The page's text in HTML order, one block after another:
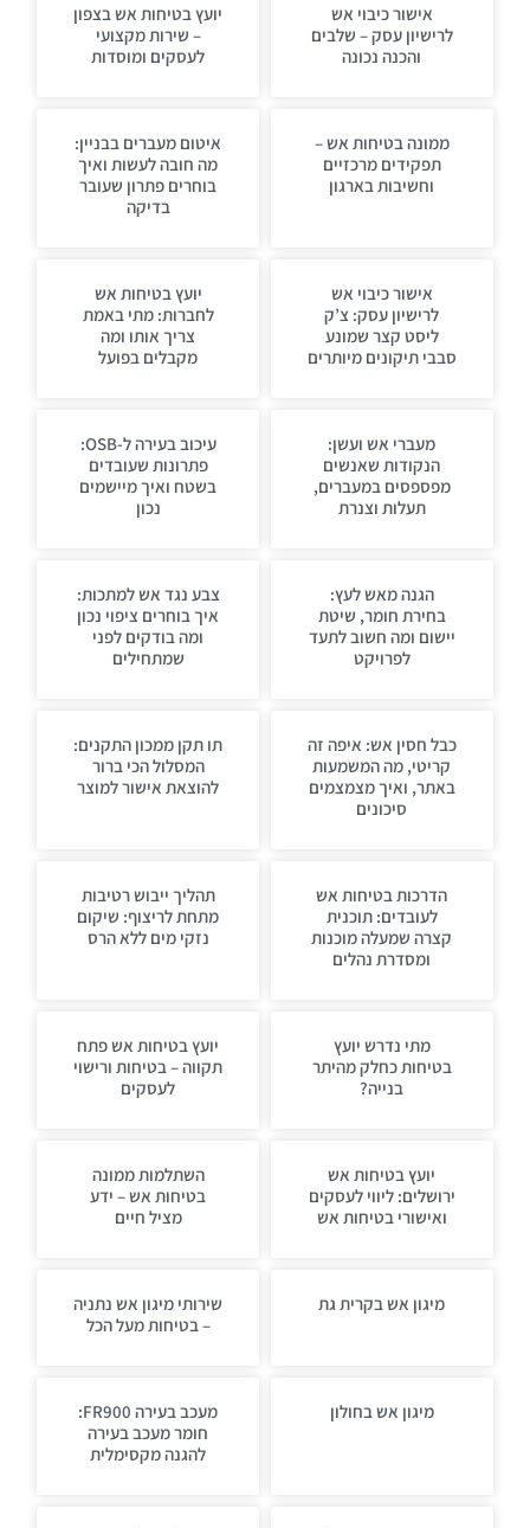
אישור כיבוי אש
לרישיון עסק – שלבים
והכנה נכונה
יועץ בטיחות אש בצפון
– שירות מקצועי
לעסקים ומוסדות
ממונה בטיחות אש –
תפקידים מרכזיים
וחשיבות בארגון
איטום מעברים בבניין:
מה חובה לעשות ואיך
בוחרים פתרון שעובר
בדיקה
אישור כיבוי אש
לרישיון עסק: צ’ק
ליסט קצר שמונע
סבבי תיקונים מיותרים
יועץ בטיחות אש
לחברות: מתי באמת
צריך אותו ומה
מקבלים בפועל
מעברי אש ועשן:
הנקודות שאנשים
מפספסים במעברים,
תעלות וצנרת
עיכוב בעירה ל-OSB:
פתרונות שעובדים
בשטח ואיך מיישמים
נכון
הגנה מאש לעץ:
בחירת חומר, שיטת
יישום ומה חשוב לתעד
לפרויקט
צבע נגד אש למתכות:
איך בוחרים ציפוי נכון
ומה בודקים לפני
שמתחילים
כבל חסין אש: איפה זה
קריטי, מה המשמעות
באתר, ואיך מצמצמים
סיכונים
תו תקן ממכון התקנים:
המסלול הכי ברור
להוצאת אישור למוצר
הדרכות בטיחות אש
לעובדים: תוכנית
קצרה שמעלה מוכנות
ומסדרת נהלים
תהליך ייבוש רטיבות
מתחת לריצוף: שיקום
נזקי מים ללא הרס
מתי נדרש יועץ
בטיחות כחלק מהיתר
בנייה?
יועץ בטיחות אש פתח
תקווה – בטיחות ורישוי
לעסקים
יועץ בטיחות אש
ירושלים: ליווי לעסקים
ואישורי בטיחות אש
השתלמות ממונה
בטיחות אש – ידע
מציל חיים
מיגון אש בקרית גת
שירותי מיגון אש נתניה
– בטיחות מעל הכל
מיגון אש בחולון
מעכב בעירה FR900:
חומר מעכב בעירה
להגנה מקסימלית